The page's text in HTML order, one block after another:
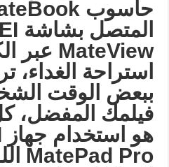
حاسوب
المتصل بشاشة
MateView عبر
استراحة الغداء،
ببعض الوقت
فيلمك المفضل،
هو استخدام جهاز
MatePad Pro